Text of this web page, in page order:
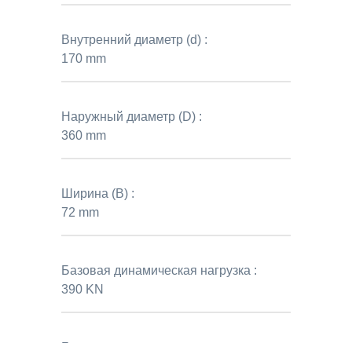
Внутренний диаметр (d) :
170 mm
Наружный диаметр (D) :
360 mm
Ширина (B) :
72 mm
Базовая динамическая нагрузка :
390 KN